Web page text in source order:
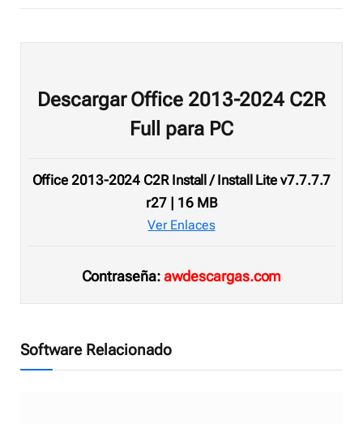
Descargar Office 2013-2024 C2R
Full para PC
Office 2013-2024 C2R Install / Install Lite v7.7.7.7
r27 | 16 MB
Ver Enlaces
Contraseña:awdescargas.com
Software Relacionado